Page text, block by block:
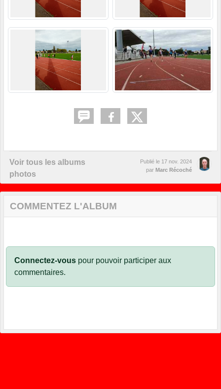
Voir tous les albums
photos
Publié le 17 nov. 2024
par Marc Récoché
COMMENTEZ L'ALBUM
Connectez-vous pour pouvoir participer aux
commentaires.